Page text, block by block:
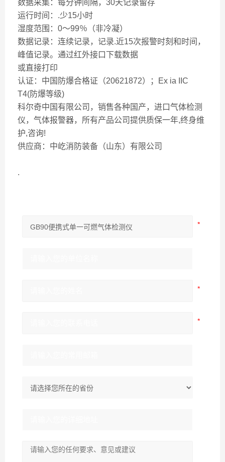
数据采集：每分钟间隔，30天记录留存
运行时间：.少15小时
湿度范围：0～99％（非冷凝）
数据记录：连续记录，记录.近15次报警时刻和时间，
峰值记录。通过红外接口下载数据
或直接打印
认证：中国防爆合格证（20621872）；Ex ia IIC
T4(防爆等级)
科尔奇中国有限公司，销售各种国产，进口气体检测
仪，气体报警器，所有产品公司提供质保一年,终身维
护,咨询!
供应商：中屹消防装备（山东）有限公司
.